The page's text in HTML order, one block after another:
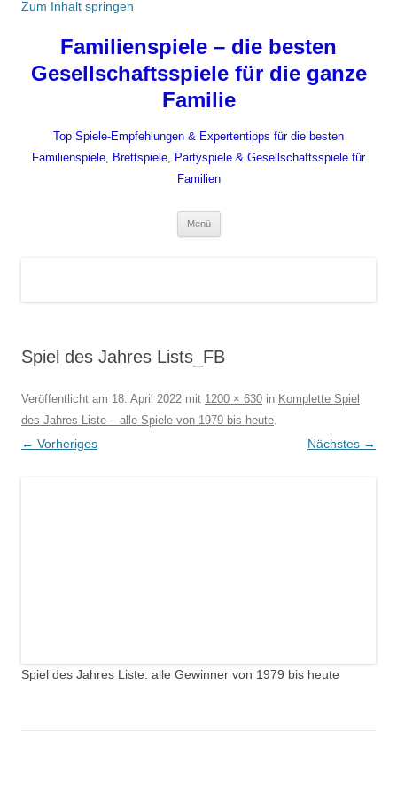
Zum Inhalt springen
Familienspiele – die besten
Gesellschaftsspiele für die ganze
Familie
Top Spiele-Empfehlungen & Expertentipps für die besten
Familienspiele, Brettspiele, Partyspiele & Gesellschaftsspiele für
Familien
Menü
Spiel des Jahres Lists_FB
Veröffentlicht am 18. April 2022 mit 1200 × 630 in Komplette Spiel
des Jahres Liste – alle Spiele von 1979 bis heute.
← Vorheriges Nächstes →
Spiel des Jahres Liste: alle Gewinner von 1979 bis heute